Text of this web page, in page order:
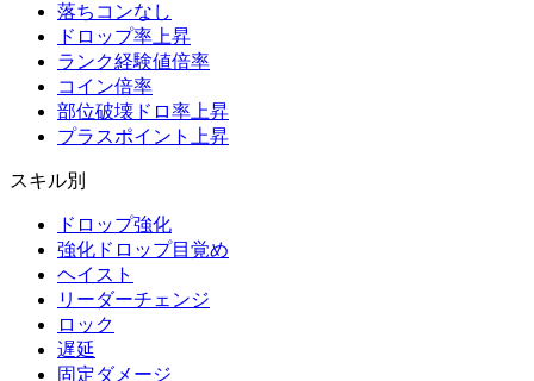
落ちコンなし
ドロップ率上昇
ランク経験値倍率
コイン倍率
部位破壊ドロ率上昇
プラスポイント上昇
スキル別
ドロップ強化
強化ドロップ目覚め
ヘイスト
リーダーチェンジ
ロック
遅延
固定ダメージ